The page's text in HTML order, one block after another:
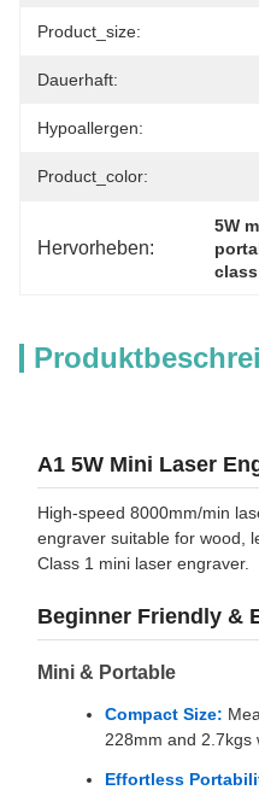
Product_size:
Dauerhaft:
Hypoallergen:
Product_color:
Hervorheben:
5W
A1 5W Mini Laser
High-speed 8000mm/min
engraver suitable for wood,
Class 1 mini laser engraver.
Beginner Friendly &
Mini & Portable
Compact Size:
228mm and 2.7kgs
Effortless